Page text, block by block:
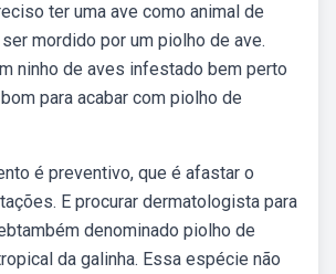
ter uma ave como animal de
mordido por um piolho de ave.
ninho de aves infestado bem perto
para acabar com piolho de
é preventivo, que é afastar o
E procurar dermatologista para
denominado piolho de
da galinha. Essa espécie não